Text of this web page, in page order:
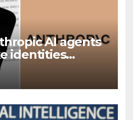
AI agents
identities
tests: